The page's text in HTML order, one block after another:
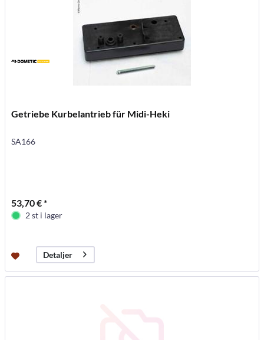
Getriebe Kurbelantrieb für Midi-Heki
SA166
53,70 € *
2 st i lager
Detaljer